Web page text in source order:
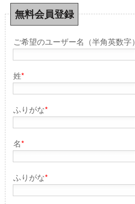
無料会員登録
ご希望のユーザー名（半角英数字）
姓*
ふりがな*
名*
ふりがな*